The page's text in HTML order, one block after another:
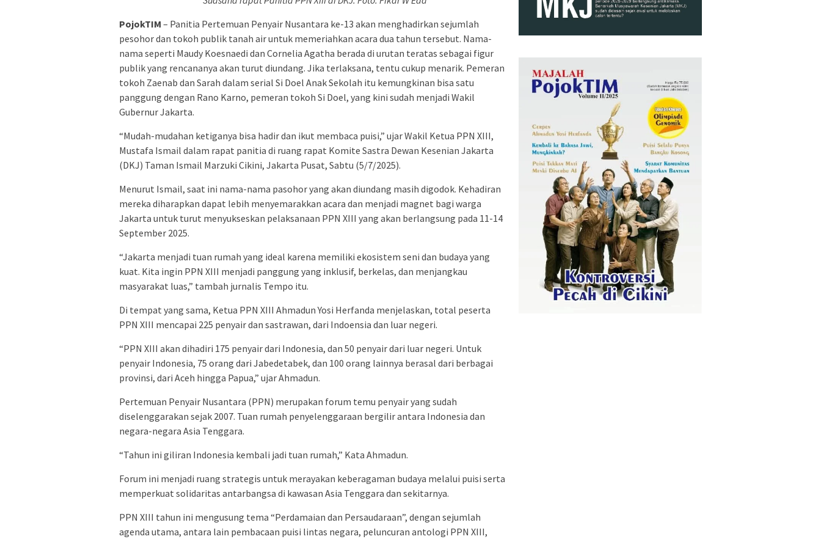
PojokTIM – Panitia Pertemuan Penyair Nusantara ke-13 akan menghadirkan sejumlah
pesohor dan tokoh publik tanah air untuk memeriahkan acara dua tahun tersebut. Nama-
nama seperti Maudy Koesnaedi dan Cornelia Agatha berada di urutan teratas sebagai figur
publik yang rencananya akan turut diundang. Jika terlaksana, tentu cukup menarik. Pemeran
tokoh Zaenab dan Sarah dalam serial Si Doel Anak Sekolah itu kemungkinan bisa satu
panggung dengan Rano Karno, pemeran tokoh Si Doel, yang kini sudah menjadi Wakil
Gubernur Jakarta.
“Mudah-mudahan ketiganya bisa hadir dan ikut membaca puisi,” ujar Wakil Ketua PPN XIII,
Mustafa Ismail dalam rapat panitia di ruang rapat Komite Sastra Dewan Kesenian Jakarta
(DKJ) Taman Ismail Marzuki Cikini, Jakarta Pusat, Sabtu (5/7/2025).
Menurut Ismail, saat ini nama-nama pasohor yang akan diundang masih digodok. Kehadiran
mereka diharapkan dapat lebih menyemarakkan acara dan menjadi magnet bagi warga
Jakarta untuk turut menyukseskan pelaksanaan PPN XIII yang akan berlangsung pada 11-14
September 2025.
“Jakarta menjadi tuan rumah yang ideal karena memiliki ekosistem seni dan budaya yang
kuat. Kita ingin PPN XIII menjadi panggung yang inklusif, berkelas, dan menjangkau
masyarakat luas,” tambah jurnalis Tempo itu.
Di tempat yang sama, Ketua PPN XIII Ahmadun Yosi Herfanda menjelaskan, total peserta
PPN XIII mencapai 225 penyair dan sastrawan, dari Indoensia dan luar negeri.
“PPN XIII akan dihadiri 175 penyair dari Indonesia, dan 50 penyair dari luar negeri. Untuk
penyair Indonesia, 75 orang dari Jabedetabek, dan 100 orang lainnya berasal dari berbagai
provinsi, dari Aceh hingga Papua,” ujar Ahmadun.
Pertemuan Penyair Nusantara (PPN) merupakan forum temu penyair yang sudah
diselenggarakan sejak 2007. Tuan rumah penyelenggaraan bergilir antara Indonesia dan
negara-negara Asia Tenggara.
“Tahun ini giliran Indonesia kembali jadi tuan rumah,” Kata Ahmadun.
Forum ini menjadi ruang strategis untuk merayakan keberagaman budaya melalui puisi serta
memperkuat solidaritas antarbangsa di kawasan Asia Tenggara dan sekitarnya.
PPN XIII tahun ini mengusung tema “Perdamaian dan Persaudaraan”, dengan sejumlah
agenda utama, antara lain pembacaan puisi lintas negara, peluncuran antologi PPN XIII,